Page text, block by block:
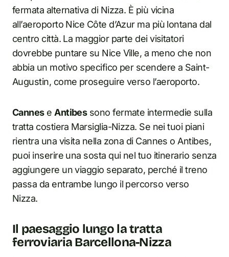
fermata alternativa di Nizza. È più vicina
all’aeroporto Nice Côte d’Azur ma più lontana dal
centro città. La maggior parte dei visitatori
dovrebbe puntare su Nice Ville, a meno che non
abbia un motivo specifico per scendere a Saint-
Augustin, come proseguire verso l’aeroporto.
Cannese Antibessono fermate intermedie sulla
tratta costiera Marsiglia-Nizza. Se nei tuoi piani
rientra una visita nella zona di Cannes o Antibes,
puoi inserire una sosta qui nel tuo itinerario senza
aggiungere un viaggio separato, perché il treno
passa da entrambe lungo il percorso verso
Nizza.
Il paesaggio lungo la tratta
ferroviaria Barcellona-Nizza